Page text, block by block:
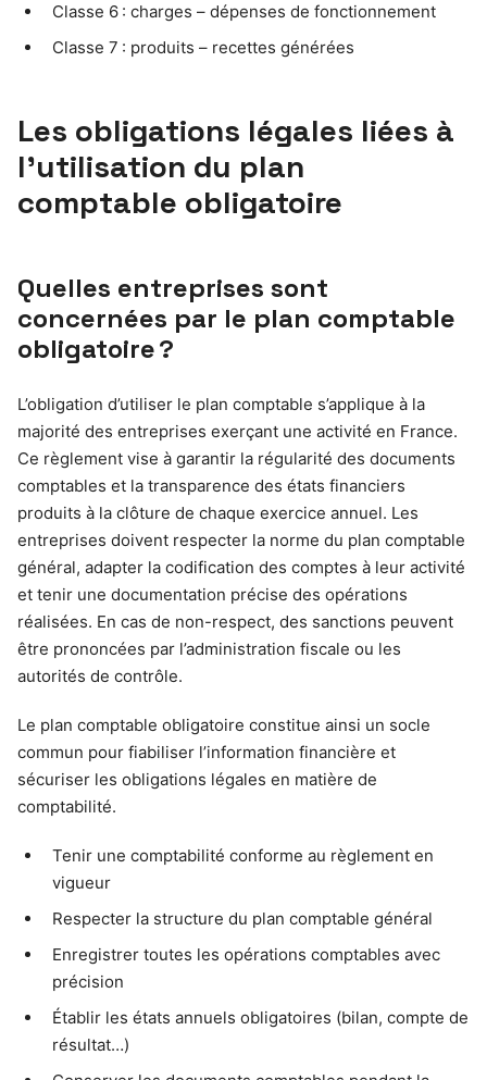
Classe 6 : charges – dépenses de fonctionnement
Classe 7 : produits – recettes générées
Les obligations légales liées à
l’utilisation du plan
comptable obligatoire
Quelles entreprises sont
concernées par le plan comptable
obligatoire ?
L’obligation d’utiliser le plan comptable s’applique à la
majorité des entreprises exerçant une activité en France.
Ce règlement vise à garantir la régularité des documents
comptables et la transparence des états financiers
produits à la clôture de chaque exercice annuel. Les
entreprises doivent respecter la norme du plan comptable
général, adapter la codification des comptes à leur activité
et tenir une documentation précise des opérations
réalisées. En cas de non-respect, des sanctions peuvent
être prononcées par l’administration fiscale ou les
autorités de contrôle.
Le plan comptable obligatoire constitue ainsi un socle
commun pour fiabiliser l’information financière et
sécuriser les obligations légales en matière de
comptabilité.
Tenir une comptabilité conforme au règlement en
vigueur
Respecter la structure du plan comptable général
Enregistrer toutes les opérations comptables avec
précision
Établir les états annuels obligatoires (bilan, compte de
résultat…)